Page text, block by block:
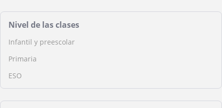
Nivel de las clases
Infantil y preescolar
Primaria
ESO